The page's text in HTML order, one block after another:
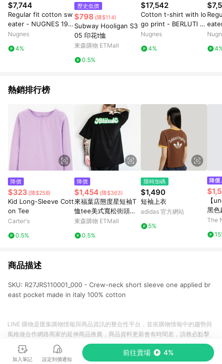
$7,744
Regular fit cotton sw
eater - NUGNES 192
0 - gender_Man
Nugnes
4%
歷史低價
$798 (降$114)
Subway Hooligan S3
05 印花t恤
東森購物 ETMall
0.5%
$17,542
Cotton t-shirt with lo
go print - BERLUTI -
gender_Man
Nugnes
4%
0 -
熱銷排行榜
降價
$323 (降$258)
Kid Long-Sleeve Cott
on Tee
Carter's
0.5%
降價
$1,454 (降$363)
來福葉店態度星短袖T
恤tee美式寬松街頭西
海岸小領厚非潮牌逆潮
東森購物 ETMall
0.5%
限時加碼
$1,490
短袖上衣
adidas 官方網站
5%
【
黑色
｜
The
商品描述
SKU: R27JRS110001_000 - Crew-neck short sleeve one applied br
east pocket made in italy 100% cotton
加入筆記 設定到價通知
前往賣場 4%
LINE 購物是匯集購物情報與商品資訊的整合性平台，並依購物情報中的趨勢與
風格做合作網路商家的延伸商品推薦，商品資料更新會有時間差，請務必點擊
商品至各合作網路商家，確認現售價與購物條件，一切資訊以合作廠商網頁為
準。